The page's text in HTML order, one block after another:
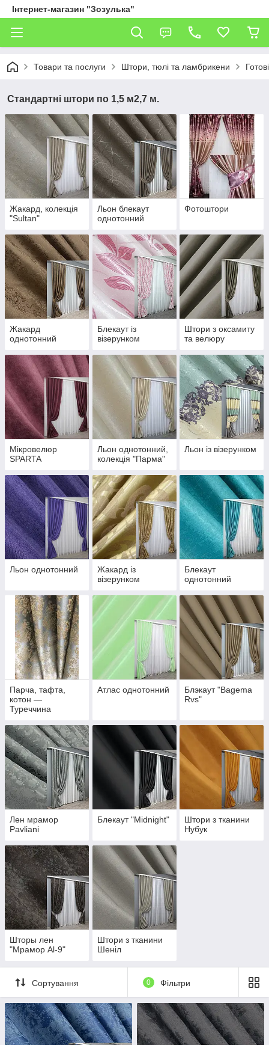
Інтернет-магазин "Зозулька"
Товари та послуги Штори, тюлі та ламбрикени
Стандартні штори по 1,5 м2,7 м.
Жакард, колекція
"Sultan"
Льон блекаут
однотонний
Фотоштори
Жакард
однотонний
Блекаут із
візерунком
Штори з оксамиту
та велюру
Мікровелюр
SPARTA
Льон однотонний,
колекція "Парма"
Льон із візерунком
Льон однотонний
Жакард із
візерунком
Блекаут
однотонний
Парча, тафта,
котон —
Туреччина
Атлас однотонний
Блэкаут "Bagema
Rvs"
Лен мрамор
Pavliani
Блекаут "Midnight"
Штори з тканини
Нубук
Шторы лен
"Мрамор Al-9"
Штори з тканини
Шеніл
Сортування 0 Фільтри